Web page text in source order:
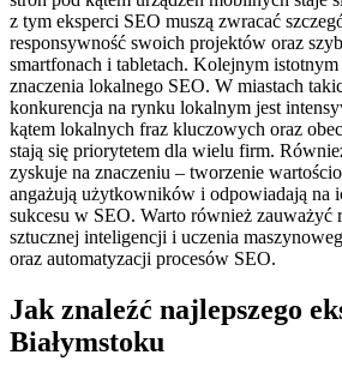
z tym eksperci SEO muszą zwracać
responsywność swoich projektów oraz
smartfonach i tabletach. Kolejnym
znaczenia lokalnego SEO. W miastach
konkurencja na rynku lokalnym jest
kątem lokalnych fraz kluczowych oraz
stają się priorytetem dla wielu firm.
zyskuje na znaczeniu – tworzenie
angażują użytkowników i odpowiadają na
sukcesu w SEO. Warto również zauważyć
sztucznej inteligencji i uczenia
oraz automatyzacji procesów SEO.
Jak znaleźć najlepszego
Białymstoku